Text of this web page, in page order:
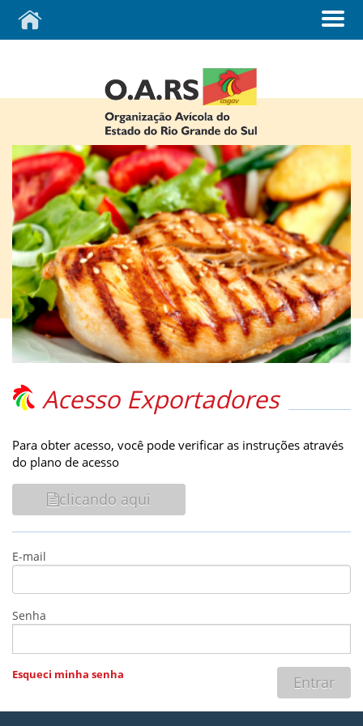
Acesso Exportadores
Para obter acesso, você pode verificar as instruções através
do plano de acesso
clicando aqui
E-mail
Senha
Esqueci minha senha